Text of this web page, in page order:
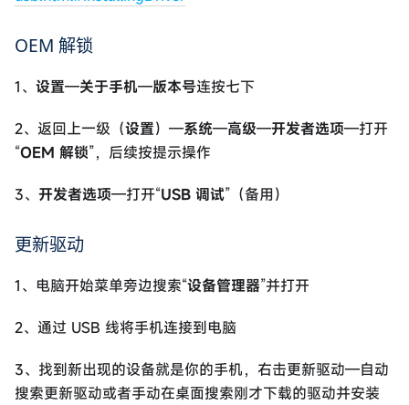
OEM 解锁
1、 设置—关于手机—版本号连按七下
2、返回上一级（设置）—系统—高级—开发者选项—打开
“OEM 解锁”，后续按提示操作
3、 开发者选项—打开“USB 调试”（备用）
更新驱动
1、电脑开始菜单旁边搜索“设备管理器”并打开
2、通过 USB 线将手机连接到电脑
3、找到新出现的设备就是你的手机，右击更新驱动—自动
搜索更新驱动或者手动在桌面搜索刚才下载的驱动并安装